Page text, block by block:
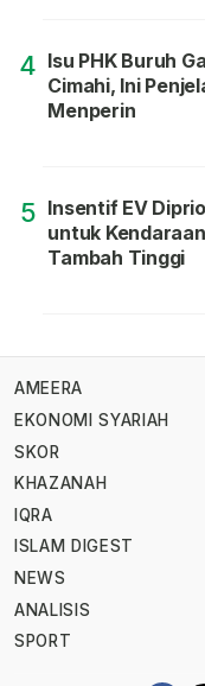
4 Isu PHK Buruh
Cimahi, Ini
Menperin
5 Insentif EV
untuk
Tambah Tinggi
AMEERA
EKONOMI SYARIAH
SKOR
KHAZANAH
IQRA
ISLAM DIGEST
NEWS
ANALISIS
SPORT